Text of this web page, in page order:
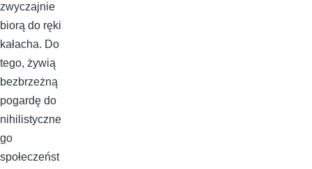
zwyczajnie
biorą do ręki
kałacha. Do
tego, żywią
bezbrzeżną
pogardę do
nihilistyczne
go
społeczeńst